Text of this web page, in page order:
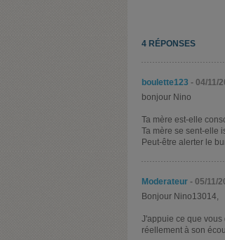
4 RÉPONSES
boulette123 - 04/11/
bonjour Nino
Ta mère est-elle
Ta mère se sent-elle
Peut-être alerter le
Moderateur - 05/11/
Bonjour Nino13014,
J'appuie ce que vous
réellement à son